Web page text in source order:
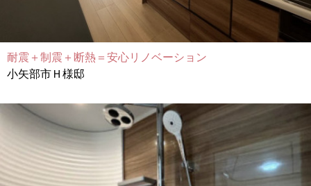
耐震＋制震＋断熱＝安心リノベーション
小矢部市Ｈ様邸